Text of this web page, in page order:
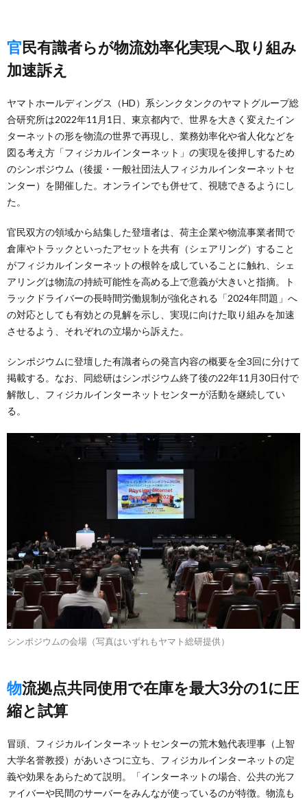
官民有識者らが物流効率化実現へ取り組み
加速訴え
ヤマトホールディングス（HD）系シンクタンクのヤマトグループ総
合研究所は2022年11月1日、東京都内で、世界を大きく変えたイン
ターネットの形を物流の世界で再現し、業務効率化や省人化などを
図る考え方「フィジカルインターネット」の実現を後押しするため
のシンポジウム（後援・一般社団法人フィジカルインターネットセ
ンター）を開催した。オンラインでも併せて、視聴できるようにし
た。
官民双方の領域から結集した登壇者は、荷主企業や物流事業者間で
倉庫やトラックといったアセットを共有（シェアリング）すること
がフィジカルインターネットの根幹を成していることに触れ、シェ
アリングは物流の持続可能性を高める上で意義が大きいと指摘。ト
ラックドライバーの長時間労働規制が強化される「2024年問題」へ
の対応としても有効との見解を示し、実現に向けた取り組みを加速
させるよう、それぞれの立場から訴えた。
シンポジウムに登壇した有識者らの発言内容の概要を全3回に分けて
掲載する。なお、同総研はシンポジウム終了後の22年11月30日付で
解散し、フィジカルインターネットセンターが活動を継続してい
る。
シンポジウムの会場（写真はいずれもヤマト総研提供）
物流拠点共同使用で在庫を最大3分の1に圧
縮と試算
冒頭、フィジカルインターネットセンターの荒木勉代表理事（上智
大学名誉教授）があいさつに立ち、フィジカルインターネットの定
義や効果をあらためて説明。「インターネットの場合、公共の光フ
ァイバーや民間のサーバーをみんなが使っているのが特徴。物流も